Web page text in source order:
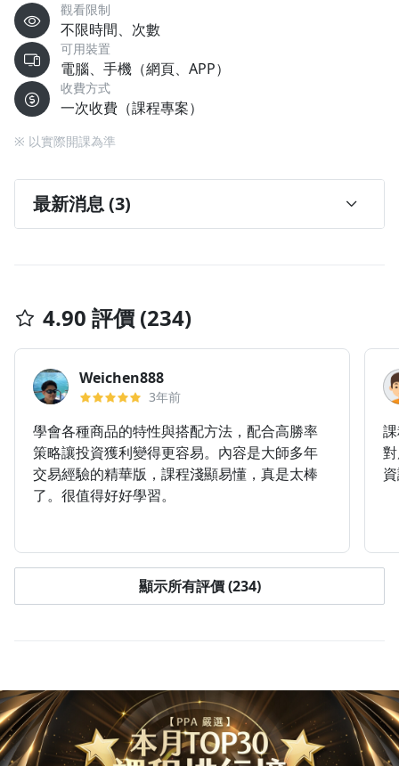
觀看限制
不限時間、次數
可用裝置
電腦、手機（網頁、APP）
收費方式
一次收費（課程專案）
※ 以實際開課為準
最新消息 (3)
2026/02/24
4.90 評價 (234)
Weichen888
3年前
學會各種商品的特性與搭配方法，配合高勝率
策略讓投資獲利變得更容易。內容是大師多年
交易經驗的精華版，課程淺顯易懂，真是太棒
了。很值得好好學習。
顯示所有評價 (234)